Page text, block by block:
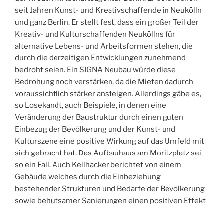
seit Jahren Kunst- und Kreativschaffende in Neukölln
und ganz Berlin. Er stellt fest, dass ein großer Teil der
Kreativ- und Kulturschaffenden Neuköllns für
alternative Lebens- und Arbeitsformen stehen, die
durch die derzeitigen Entwicklungen zunehmend
bedroht seien. Ein SIGNA Neubau würde diese
Bedrohung noch verstärken, da die Mieten dadurch
voraussichtlich stärker ansteigen. Allerdings gäbe es,
so Losekandt, auch Beispiele, in denen eine
Veränderung der Baustruktur durch einen guten
Einbezug der Bevölkerung und der Kunst- und
Kulturszene eine positive Wirkung auf das Umfeld mit
sich gebracht hat. Das Aufbauhaus am Moritzplatz sei
so ein Fall. Auch Keilhacker berichtet von einem
Gebäude welches durch die Einbeziehung
bestehender Strukturen und Bedarfe der Bevölkerung
sowie behutsamer Sanierungen einen positiven Effekt